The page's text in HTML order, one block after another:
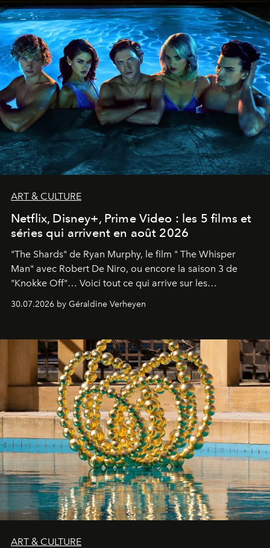
ART & CULTURE
Netflix, Disney+, Prime Video : les 5 films et
séries qui arrivent en août 2026
"The Shards" de Ryan Murphy, le film " The Whisper
Man" avec Robert De Niro, ou encore la saison 3 de
"Knokke Off"… Voici tout ce qui arrive sur les
30.07.2026 by Géraldine Verheyen
ART & CULTURE